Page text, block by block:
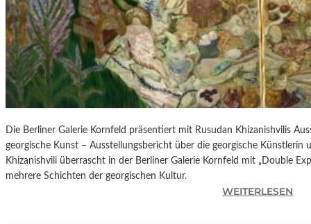
H
E
S
T
E
R
P
I
E
T
R
Die Berliner Galerie Kornfeld präsentiert mit Rusudan Khizanishvilis
georgische Kunst – Ausstellungsbericht über die georgische Künstlerin
Khizanishvili überrascht in der Berliner Galerie Kornfeld mit „Double
mehrere Schichten der georgischen Kultur.
WEITERLESEN
U